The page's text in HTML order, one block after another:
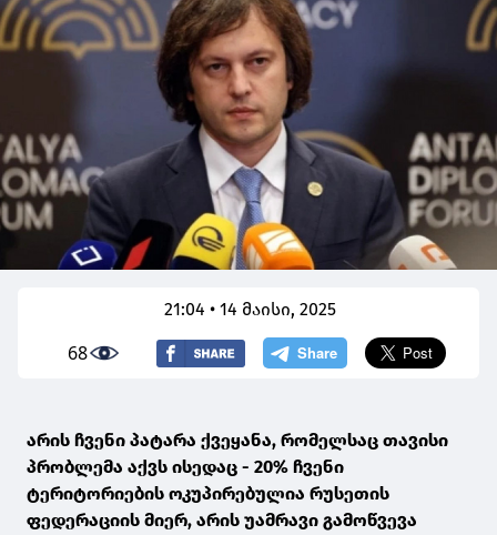
21:04 • 14 მაისი, 2025
68
არის ჩვენი პატარა ქვეყანა, რომელსაც თავისი
პრობლემა აქვს ისედაც - 20% ჩვენი
ტერიტორიების ოკუპირებულია რუსეთის
ფედერაციის მიერ, არის უამრავი გამოწვევა